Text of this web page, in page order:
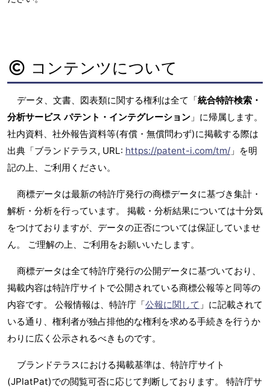
コンテンツについて
データ、文書、図表類に関する権利は全て「統合特許検索・
分析サービス パテント・インテグレーション 」に帰属します。
社内資料、社外報告資料等(有償・無償問わず)に掲載する際は
出典「ブランドテラス, URL: https://patent-i.com/tm/ 」を明
記の上、ご利用ください。
商標データは最新の特許庁発行の商標データに基づき集計・
解析・分析を行っています。 掲載・分析結果については十分気
をつけておりますが、データの正否については保証していませ
ん。 ご理解の上、ご利用をお願いいたします。
商標データは全て特許庁発行の公開データに基づいており、
掲載内容は特許庁サイトで公開されている商標公報等と同等の
内容です。 公報情報は、特許庁「公報に関して 」に記載されて
いる通り、権利者が独占排他的な権利を求める手続きを行うか
わりに広く公示されるべきものです。
ブランドテラスにおける掲載基準は、特許庁サイト
(JPlatPat)での閲覧可否に応じて判断しております。 特許庁サ